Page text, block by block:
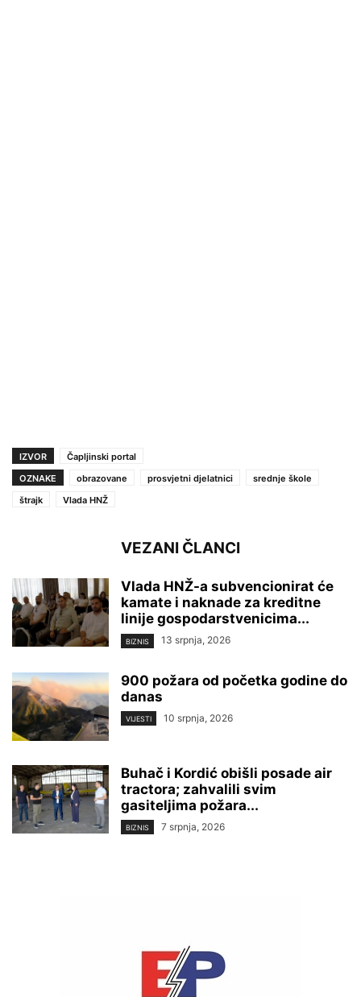
IZVOR
Čapljinski portal
OZNAKE
obrazovane prosvjetni djelatnici
srednje škole
štrajk
Vlada HNŽ
VEZANI ČLANCI
Vlada HNŽ-a subvencionirat će
kamate i naknade za kreditne
linije gospodarstvenicima...
BIZNIS 13 srpnja, 2026
900 požara od početka godine do
danas
VIJESTI 10 srpnja, 2026
Buhač i Kordić obišli posade air
tractora; zahvalili svim
gasiteljima požara...
BIZNIS 7 srpnja, 2026